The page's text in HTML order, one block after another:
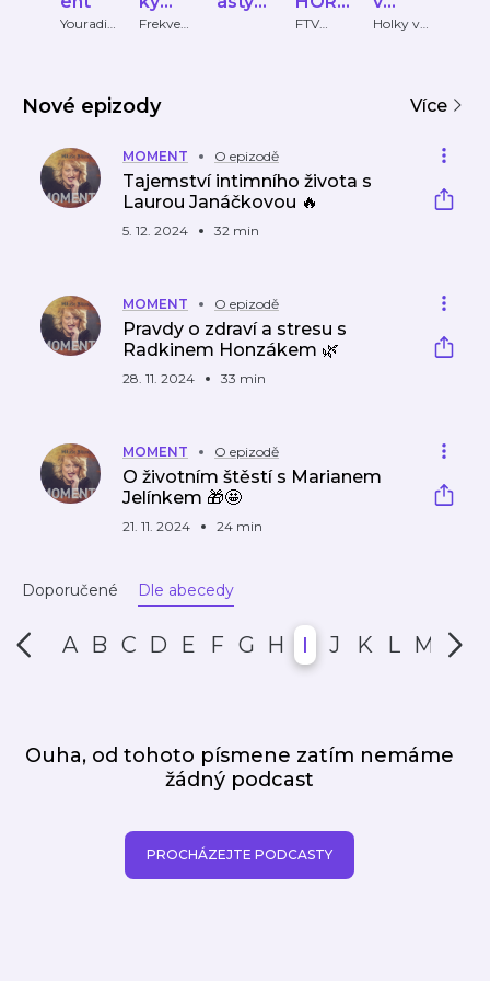
Youradio
klub
Frekven
OSKO
FTV
čokol
Holky v
Nové epizody Více
MOMENT O epizodě
Tajemství intimního života s
Laurou Janáčkovou 🔥
5. 12. 2024 32 min
MOMENT O epizodě
Pravdy o zdraví a stresu s
Radkinem Honzákem 🌿
28. 11. 2024 33 min
MOMENT O epizodě
O životním štěstí s Marianem
Jelínkem 🎁🤩
21. 11. 2024 24 min
Doporučené Dle abecedy
A B C D E F G H I J K L M N
Ouha, od tohoto písmene zatím nemáme
žádný podcast
PROCHÁZEJTE PODCASTY